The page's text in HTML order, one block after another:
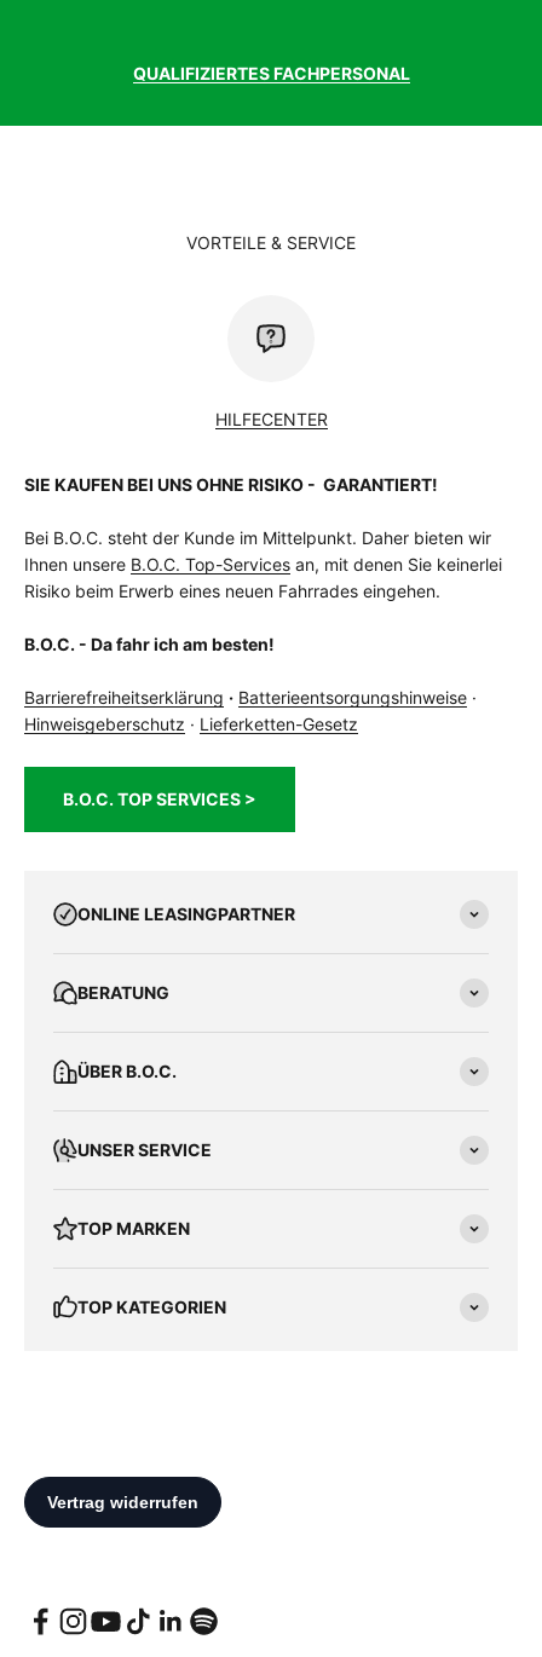
QUALIFIZIERTES FACHPERSONAL
VORTEILE & SERVICE
HILFECENTER
SIE KAUFEN BEI UNS OHNE RISIKO - GARANTIERT!
Bei B.O.C. steht der Kunde im Mittelpunkt. Daher bieten wir
Ihnen unsere B.O.C. Top-Services an, mit denen Sie keinerlei
Risiko beim Erwerb eines neuen Fahrrades eingehen.
B.O.C. - Da fahr ich am besten!
Barrierefreiheitserklärung · Batterieentsorgungshinweise ·
Hinweisgeberschutz · Lieferketten-Gesetz
B.O.C. TOP SERVICES >
ONLINE LEASINGPARTNER
BERATUNG
ÜBER B.O.C.
UNSER SERVICE
TOP MARKEN
TOP KATEGORIEN